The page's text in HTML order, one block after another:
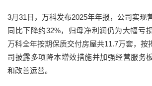
3月31日，万科发布2025年年报，公司实现
同比下降约32%，归母净利润仍为大幅亏
万科全年按期保质交付房屋共11.7万套，按
司披露多项降本增效措施并加强经营服务
和改善运营。